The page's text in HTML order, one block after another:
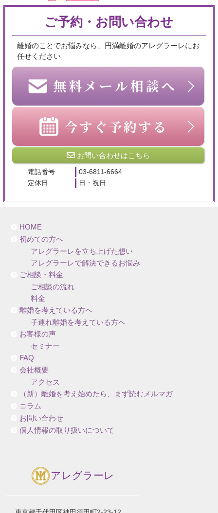
ご予約・お問い合わせ
離婚のことでお悩みなら、円満離婚のアレグラーレにお
任せください
お問い合わせはこちら
電話番号
03-6811-6664
定休日
日・祝日
HOME
初めての方へ
アレグラーレを立ち上げた想い
アレグラーレで解決できるお悩み
ご相談・料金
ご相談の流れ
料金
離婚を考えている方へ
子連れ離婚を考えている方へ
お客様の声
セミナー
FAQ
会社概要
アクセス
（新）離婚を考え始めたら、まず読むメルマガ
コラム
お問い合わせ
個人情報の取り扱いについて
アレグラーレ